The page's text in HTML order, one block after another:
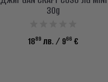
30g
1889 лв. / 966 €